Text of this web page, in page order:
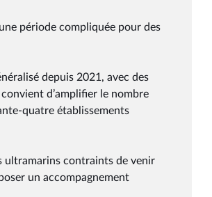
période compliquée pour des
depuis 2021, avec des
d’amplifier le nombre
quatre établissements
ultramarins contraints de venir
un accompagnement